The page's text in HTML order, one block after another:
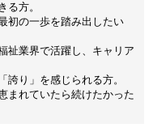
る方。
初の一歩を踏み出したい
祉業界で活躍し、キャリア
り」を感じられる方。
まれていたら続けたかった